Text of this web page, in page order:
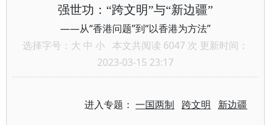
强世功：“跨文明”与“新边疆”
——从“香港问题”到“以香港为方法”
选择字号： 大 中 小 本文共阅读 6047 次 更新时间：
2023-03-15 23:17
进入专题：一国两制 跨文明 新边疆